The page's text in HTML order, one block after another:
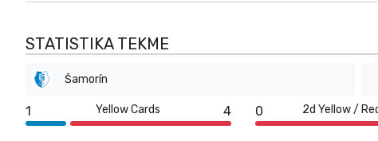
STATISTIKA TEKME
Šamorín
1 Yellow Cards 4 0 2d Yellow /